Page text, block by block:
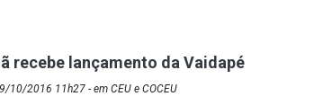
recebe lançamento da Vaidapé
10/2016 11h27 - em CEU e COCEU